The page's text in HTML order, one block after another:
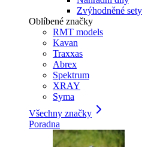
Zvýhodněné sety
Oblíbené značky
RMT models
Kavan
Traxxas
Abrex
Spektrum
XRAY
Syma
Všechny značky
Poradna